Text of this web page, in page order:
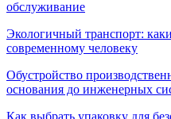
обслуживание
Экологичный транспорт:
современному человеку
Обустройство
основания до инженерных
Как выбрать упаковку для